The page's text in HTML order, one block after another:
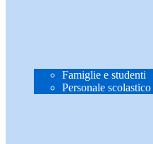
Famiglie e studenti
Personale scolastico